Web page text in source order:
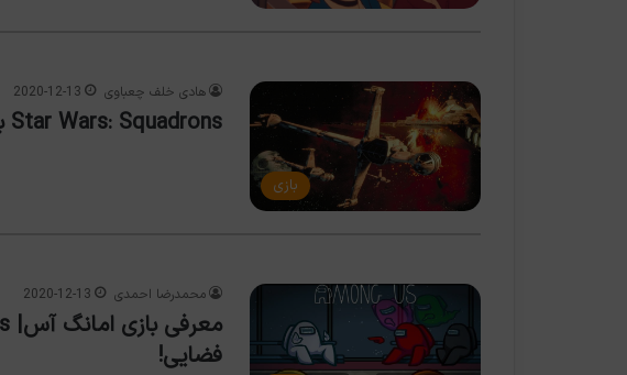
بازی
هادی خلف چعباوی 2020-12-13
Star Wars: Squadrons به نسخه 4 به روزرسانی شد
محمدرضا احمدی 2020-12-13
فضایی!